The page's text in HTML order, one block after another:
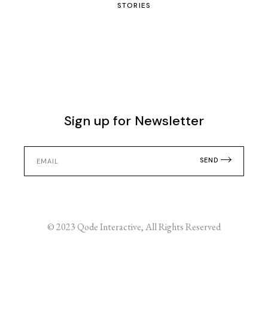
STORIES
Sign up for Newsletter
SEND
© 2023Qode Interactive, All Rights Reserved